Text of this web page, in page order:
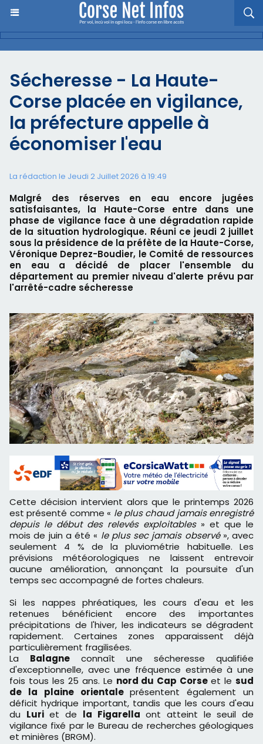
Sécheresse - La Haute-
Corse placée en vigilance,
la préfecture appelle à
économiser l'eau
La rédaction le Jeudi 2 Juillet 2026 à 19:49
Malgré des réserves en eau encore jugées
satisfaisantes, la Haute-Corse entre dans une
phase de vigilance face à une dégradation rapide
de la situation hydrologique. Réuni ce jeudi 2 juillet
sous la présidence de la préfète de la Haute-Corse,
Véronique Deprez-Boudier, le Comité de ressources
en eau a décidé de placer l'ensemble du
département au premier niveau d'alerte prévu par
l'arrêté-cadre sécheresse
Cette décision intervient alors que le printemps 2026
est présenté comme « le plus chaud jamais enregistré
depuis le début des relevés exploitables» et que le
mois de juin a été « le plus sec jamais observé », avec
seulement 4 % de la pluviométrie habituelle. Les
prévisions météorologiques ne laissent entrevoir
aucune amélioration, annonçant la poursuite d'un
temps sec accompagné de fortes chaleurs.
Si les nappes phréatiques, les cours d'eau et les
retenues bénéficient encore des importantes
précipitations de l'hiver, les indicateurs se dégradent
rapidement. Certaines zones apparaissent déjà
particulièrement fragilisées.
La Balagne connaît une sécheresse qualifiée
d'exceptionnelle, avec une fréquence estimée à une
fois tous les 25 ans. Le nord du Cap Corseet lesud
de la plaine orientaleprésentent également un
déficit hydrique important, tandis que les cours d'eau
du Luriet de la Figarella ont atteint le seuil de
vigilance fixé par le Bureau de recherches géologiques
et minières (BRGM).